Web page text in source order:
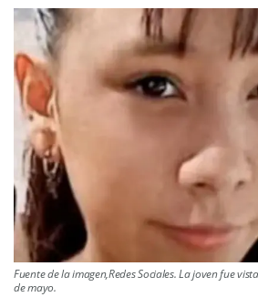
Fuente de la imagen,Redes Sociales. La joven fue
de mayo.